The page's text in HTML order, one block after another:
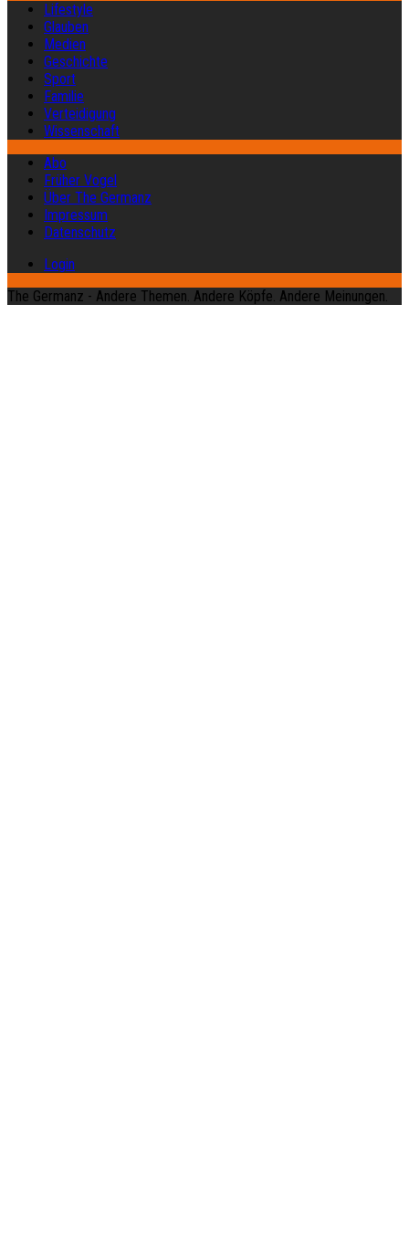
Lifestyle
Glauben
Medien
Geschichte
Sport
Familie
Verteidigung
Wissenschaft
Abo
Früher Vogel
Über The Germanz
Impressum
Datenschutz
Login
The Germanz - Andere Themen. Andere Köpfe. Andere Meinungen.